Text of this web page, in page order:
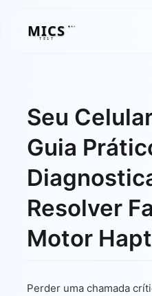
MICS
MICS
TEST
Seu
Guia
Resolver
Motor
Perder uma chamada